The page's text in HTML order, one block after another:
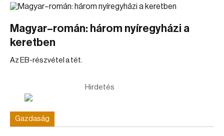
Magyar–román: három nyíregyházi a
keretben
Az EB-részvétel a tét.
Hirdetés
Gazdaság